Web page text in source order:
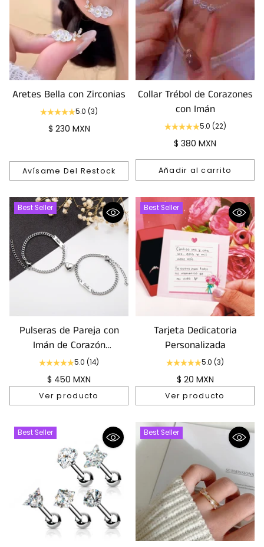
Aretes Bella con Zirconias
5.0 (3)
$ 230 MXN
Avísame Del Restock
Collar Trébol de Corazones
con Imán
5.0 (22)
$ 380 MXN
Añadir al carrito
Cantidad
Best Seller
Pulseras de Pareja con
Imán de Corazón
Personalizada
5.0 (14)
$ 450 MXN
Ver producto
Best Seller
Tarjeta Dedicatoria
Personalizada
5.0 (3)
$ 20 MXN
Ver producto
Best Seller Best Seller